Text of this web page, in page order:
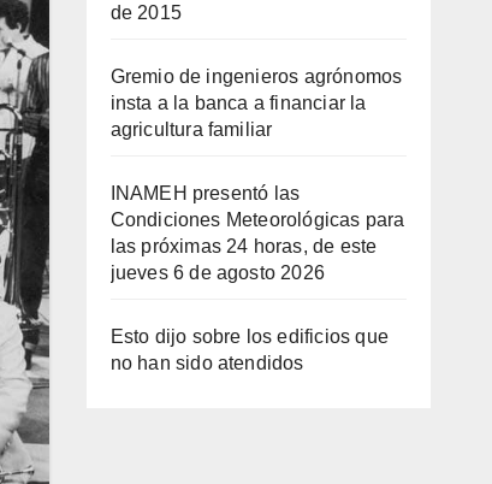
de 2015
Gremio de ingenieros agrónomos
insta a la banca a financiar la
agricultura familiar
INAMEH presentó las
Condiciones Meteorológicas para
las próximas 24 horas, de este
jueves 6 de agosto 2026
Esto dijo sobre los edificios que
no han sido atendidos